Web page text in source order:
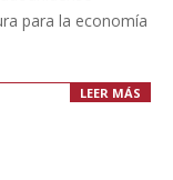
para la economía
LEER MÁS